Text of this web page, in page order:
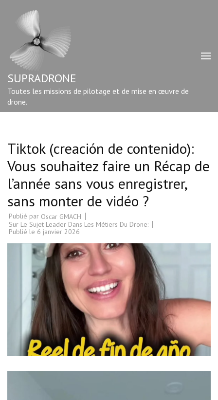
contenu
Entrée)
SUPRADRONE
Toutes les missions de pilotage et de mise en œuvre de
drone.
Tiktok (creación de contenido):
Vous souhaitez faire un Récap de
l’année sans vous enregistrer,
sans monter de vidéo ?
Publié par Oscar GMACH
Sur Le Sujet Leader Dans Les Métiers Du Drone:
Publié le 6 janvier 2026